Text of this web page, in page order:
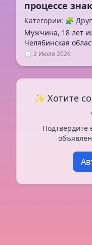
Категории: 🧩
Мужчина, 18 лет
Челябинская
🕓 2 Июля 2026
✨ Хотите
Подтвердите